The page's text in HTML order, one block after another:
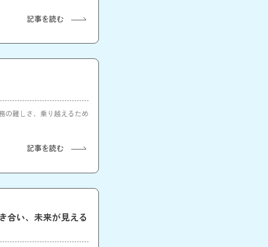
記事を読む
の難しさ、乗り越えるため
記事を読む
合い、未来が見える